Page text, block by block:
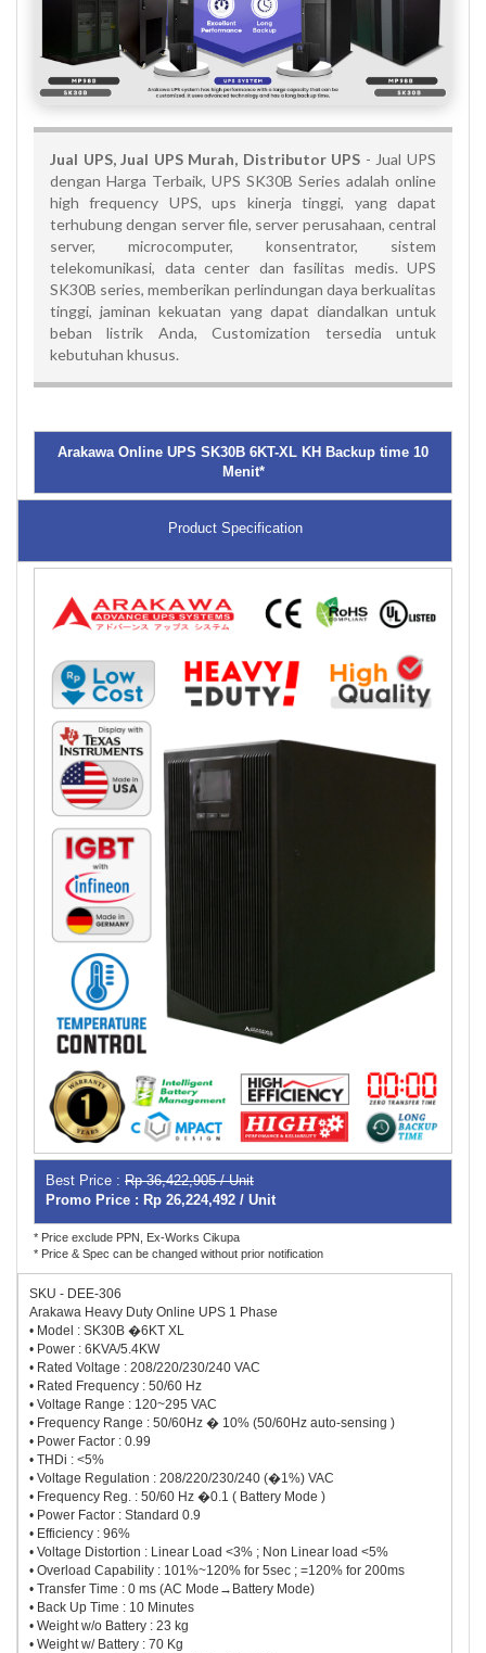
Jual UPS, Jual UPS Murah, Distributor UPS - Jual UPS
dengan Harga Terbaik, UPS SK30B Series adalah online
high frequency UPS, ups kinerja tinggi, yang dapat
terhubung dengan server file, server perusahaan, central
server, microcomputer, konsentrator, sistem
telekomunikasi, data center dan fasilitas medis. UPS
SK30B series, memberikan perlindungan daya berkualitas
tinggi, jaminan kekuatan yang dapat diandalkan untuk
beban listrik Anda, Customization tersedia untuk
kebutuhan khusus.
Arakawa Online UPS SK30B 6KT-XL KH Backup time 10
Menit*
Product Specification
Best Price : Rp 36,422,905 / Unit
Promo Price : Rp 26,224,492 / Unit
* Price exclude PPN, Ex-Works Cikupa
* Price & Spec can be changed without prior notification
SKU - DEE-306
Arakawa Heavy Duty Online UPS 1 Phase
• Model : SK30B �6KT XL
• Power : 6KVA/5.4KW
• Rated Voltage : 208/220/230/240 VAC
• Rated Frequency : 50/60 Hz
• Voltage Range : 120~295 VAC
• Frequency Range : 50/60Hz � 10% (50/60Hz auto-sensing )
• Power Factor : 0.99
• THDi : <5%
• Voltage Regulation : 208/220/230/240 (�1%) VAC
• Frequency Reg. : 50/60 Hz �0.1 ( Battery Mode )
• Power Factor : Standard 0.9
• Efficiency : 96%
• Voltage Distortion : Linear Load <3% ; Non Linear load <5%
• Overload Capability : 101%~120% for 5sec ; =120% for 200ms
• Transfer Time : 0 ms (AC Mode→Battery Mode)
• Back Up Time : 10 Minutes
• Weight w/o Battery : 23 kg
• Weight w/ Battery : 70 Kg